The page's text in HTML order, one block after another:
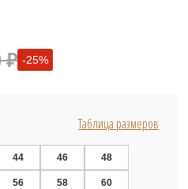
₽ -25%
Таблица размеров
44 46 48
56 58 60